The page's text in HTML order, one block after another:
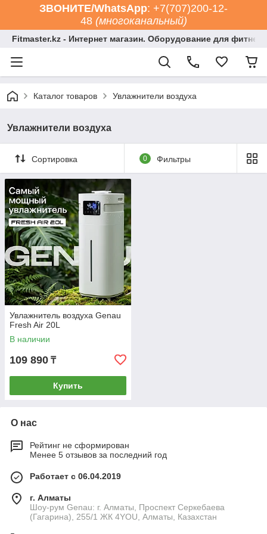
ЗВОНИТЕ/WhatsApp: +7(707)200-12-
48 (многоканальный)
Fitmaster.kz - Интернет магазин. Оборудование для
Каталог товаров Увлажнители воздуха
Увлажнители воздуха
Сортировка 0 Фильтры
Увлажнитель воздуха Genau
Fresh Air 20L
В наличии
109 890 ₸
Купить
О нас
Рейтинг не сформирован
Менее 5 отзывов за последний год
Работает с 06.04.2019
г. Алматы
Шоу-рум Genau: г. Алматы, Проспект Серкебаева
(Гагарина), 255/1 ЖК 4YOU, Алматы, Казахстан